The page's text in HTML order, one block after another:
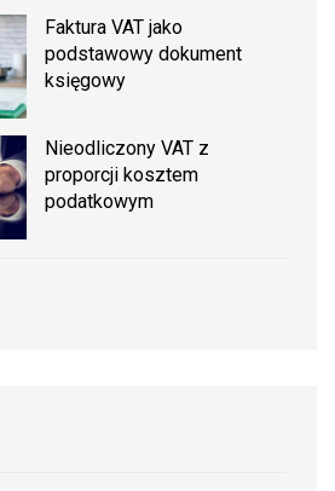
Faktura VAT jako
podstawowy dokument
księgowy
Nieodliczony VAT z
proporcji kosztem
podatkowym